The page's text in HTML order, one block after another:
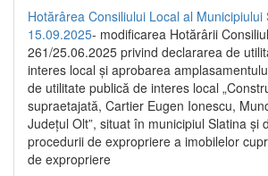
Hotărârea Consiliului Local al Municipiului
15.09.2025- modificarea Hotărârii
261/25.06.2025 privind declararea de
interes local și aprobarea
de utilitate publică de interes local
supraetajată, Cartier Eugen Ionescu,
Județul Olt”, situat în municipiul Slatina și
procedurii de expropriere a imobilelor
de expropriere